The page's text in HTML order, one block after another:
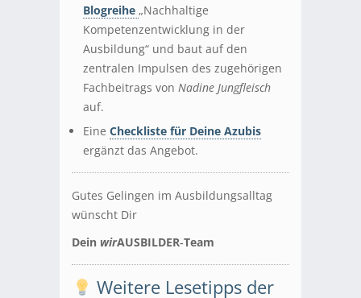
Blogreihe „Nachhaltige
Kompetenzentwicklung in der
Ausbildung“ und baut auf den
zentralen Impulsen des zugehörigen
Fachbeitrags von Nadine Jungfleisch
auf.
Eine Checkliste für Deine Azubis
ergänzt das Angebot.
Gutes Gelingen im Ausbildungsalltag
wünscht Dir
Dein wirAUSBILDER‑Team
Weitere Lesetipps der